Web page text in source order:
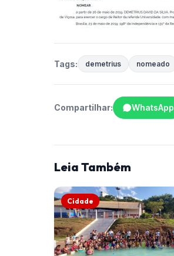
Tags: demetrius nomeado
Compartilhar: WhatsApp
Leia Também
Cidade